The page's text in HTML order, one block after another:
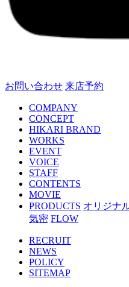
お問い合わせ 来店予約
COMPANY
CONCEPT
HIKARI BRAND
WORKS
EVENT
VOICE
STAFF
CONTENTS
MOVIE
PRODUCTS オリジナ
気密 FLOW
RECRUIT
NEWS
POLICY
SITEMAP